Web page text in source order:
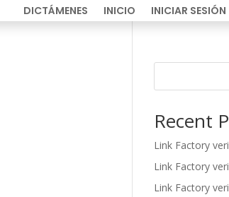
DICTÁMENES INICIO INICIAR SESIÓN
Recent
Link Factory
Link Factory
Link Factory